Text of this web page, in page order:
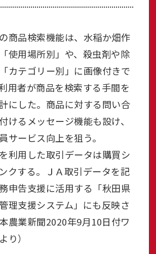
商品検索機能は、水稲か畑作
使用場所別」や、殺虫剤や除
カテゴリー別」に画像付きで
用者が商品を検索する手間を
にした。商品に対する問い合
けるメッセージ機能も設け、
サービス向上を狙う。
利用した取引データは購買シ
クする。ＪＡ取引データを記
申告支援に活用する「秋田県
理支援システム」にも反映さ
農業新聞2020年9月10日付ワ
り）